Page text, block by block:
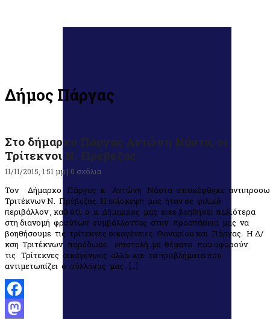
Δήμος Πάργας
Στο δήμαρχο Πάργας Αντώνη Νάστα, οι
Τρίτεκνοι Ν. Πρέβεζας
11/11/2015, 1:51 μμ | 0 σχόλια
Τον Δήμαρχο Πάργας κ. Αντώνη Νάστα επισκέφθηκε
Τριτέκνων Ν. Πρέβεζας. Η επίσκεψη μας ήταν σε φιλικό
περιβάλλον , καθ ότι ο κ. Δήμαρχος μας είχε βοηθήσει παλιότερα
στη διανομή φρούτων συμβάλλοντας στην προσπάθεια μας να
βοηθήσουμε τις τρίτεκνες οικογένειες Φαναρίου και Πάργας. Η Δ/
κση Τριτέκνων παρέδωσε επιστολή με θέματα που αφορούν
τις Τρίτεκνες οικογένειες αλλά και τα προβλήματα που
αντιμετωπίζει ο σύλλογος μας . […]
Facebook